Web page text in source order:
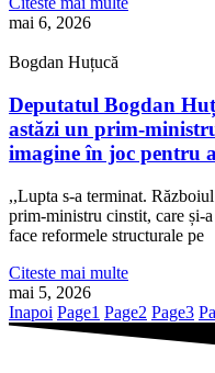
mai 6, 2026
Bogdan Huțucă
Deputatul Bogdan
astăzi un prim-
imagine în joc pentru
,,Lupta s-a terminat.
prim-ministru cinstit, care și-
face reformele structurale pe
Citeste mai multe
mai 5, 2026
Inapoi Page1 Page2 Page3